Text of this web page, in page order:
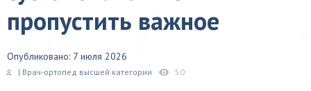
пропустить важное
Опубликовано: 7 июля 2026
| Врач-ортопед высшей категории 50